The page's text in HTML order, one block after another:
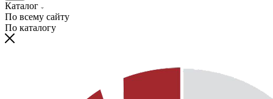
Каталог
По всему сайту
По каталогу